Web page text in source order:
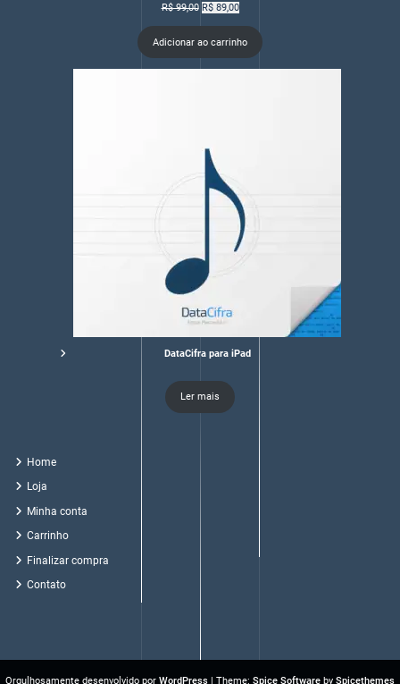
R$99,00 O
original
R$ 99,00.
R$89,00O
atual
R$ 89,00.
Adicionar ao carrinho
DataCifra para iPad
Ler mais
Home
Loja
Minha conta
Carrinho
Finalizar compra
Contato
Orgulhosamente desenvolvido por WordPress | Theme: Spice Software by Spicethemes